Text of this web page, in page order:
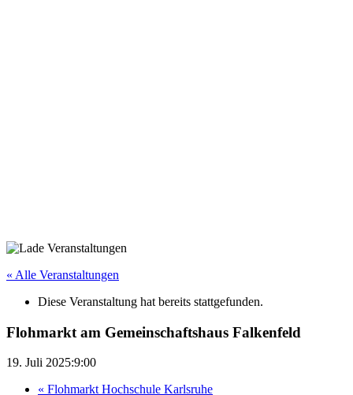
« Alle Veranstaltungen
Diese Veranstaltung hat bereits stattgefunden.
Flohmarkt am Gemeinschaftshaus Falkenfeld
19. Juli 2025:9:00
« Flohmarkt Hochschule Karlsruhe